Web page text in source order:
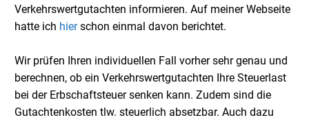
Verkehrswertgutachten informieren. Auf meiner Webseite
hatte ich hierschon einmal davon berichtet.
Wir prüfen Ihren individuellen Fall vorher sehr genau und
berechnen, ob ein Verkehrswertgutachten Ihre Steuerlast
bei der Erbschaftsteuer senken kann. Zudem sind die
Gutachtenkosten tlw. steuerlich absetzbar. Auch dazu